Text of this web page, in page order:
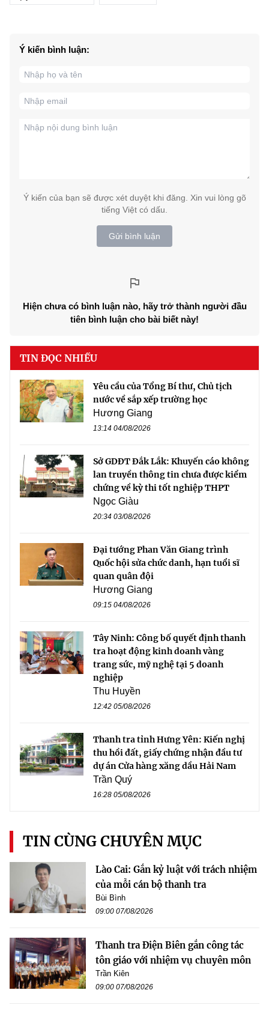
Ý kiến bình luận:
Ý kiến của bạn sẽ được xét duyệt khi đăng. Xin vui lòng gõ
tiếng Việt có dấu.
Gửi bình luận
Hiện chưa có bình luận nào, hãy trở thành người đầu
tiên bình luận cho bài biết này!
TIN ĐỌC NHIỀU
Yêu cầu của Tổng Bí thư, Chủ tịch
nước về sắp xếp trường học
Hương Giang
13:14 04/08/2026
Sở GDĐT Đắk Lắk: Khuyến cáo không
lan truyền thông tin chưa được kiểm
chứng về kỳ thi tốt nghiệp THPT
Ngọc Giàu
20:34 03/08/2026
Đại tướng Phan Văn Giang trình
Quốc hội sửa chức danh, hạn tuổi sĩ
quan quân đội
Hương Giang
09:15 04/08/2026
Tây Ninh: Công bố quyết định thanh
tra hoạt động kinh doanh vàng
trang sức, mỹ nghệ tại 5 doanh
nghiệp
Thu Huyền
12:42 05/08/2026
Thanh tra tỉnh Hưng Yên: Kiến nghị
thu hồi đất, giấy chứng nhận đầu tư
dự án Cửa hàng xăng dầu Hải Nam
Trần Quý
16:28 05/08/2026
TIN CÙNG CHUYÊN MỤC
Lào Cai: Gắn kỷ luật với trách nhiệm
của mỗi cán bộ thanh tra
Bùi Bình
09:00 07/08/2026
Thanh tra Điện Biên gắn công tác
tôn giáo với nhiệm vụ chuyên môn
Trần Kiên
09:00 07/08/2026